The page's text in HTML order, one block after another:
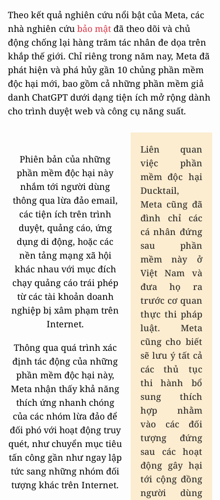
Theo kết quả nghiên cứu nổi bật của Meta, các
nhà nghiên cứu bảo mật đã theo dõi và chủ
động chống lại hàng trăm tác nhân đe dọa trên
khắp thế giới. Chỉ riêng trong năm nay, Meta đã
phát hiện và phá hủy gần 10 chủng phần mềm
độc hại mới, bao gồm cả những phần mềm giả
danh ChatGPT dưới dạng tiện ích mở rộng dành
cho trình duyệt web và công cụ năng suất.
Liên quan
việc phần
mềm độc hại
Ducktail,
Meta cũng đã
đình chỉ các
cá nhân đứng
sau phần
mềm này ở
Việt Nam và
đưa họ ra
trước cơ quan
thực thi pháp
luật. Meta
cũng cho biết
sẽ lưu ý tất cả
các thủ tục
thi hành bổ
sung thích
hợp nhằm
vào các đối
tượng đứng
sau các hoạt
động gây hại
tới cộng đồng
người dùng
Phiên bản của những
phần mềm độc hại này
nhắm tới người dùng
thông qua lừa đảo email,
các tiện ích trên trình
duyệt, quảng cáo, ứng
dụng di động, hoặc các
nền tảng mạng xã hội
khác nhau với mục đích
chạy quảng cáo trái phép
từ các tài khoản doanh
nghiệp bị xâm phạm trên
Internet.
Thông qua quá trình xác
định tác động của những
phần mềm độc hại này,
Meta nhận thấy khả năng
thích ứng nhanh chóng
của các nhóm lừa đảo để
đối phó với hoạt động truy
quét, như chuyển mục tiêu
tấn công gần như ngay lập
tức sang những nhóm đối
tượng khác trên Internet.